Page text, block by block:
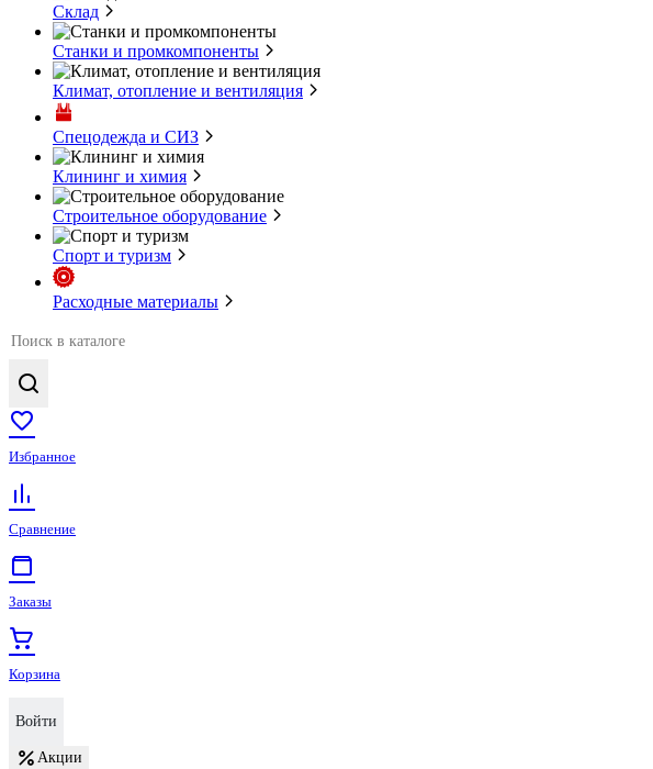
Склад
Станки и промкомпоненты
Климат, отопление и вентиляция
Спецодежда и СИЗ
Клининг и химия
Строительное оборудование
Спорт и туризм
Расходные материалы
Избранное
Сравнение
Заказы
Корзина
Войти
Акции